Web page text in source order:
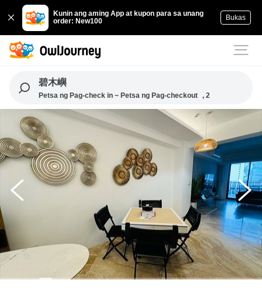
Kunin ang aming App at kupon para sa unang
order: New100
Bukas
碧木嶼
Petsa ng Pag-check in ~ Petsa ng Pag-checkout , 2